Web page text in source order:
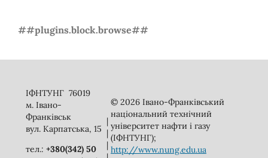
##plugins.block.browse##
ІФНТУНГ 76019
м. Івано-
Франківськ
вул. Карпатська, 15
тел.: +380(342) 50
|
|
|
© 2026 Івано-Франківський
національний технічний
університет нафти і газу
(ІФНТУНГ);
http://www.nung.edu.ua